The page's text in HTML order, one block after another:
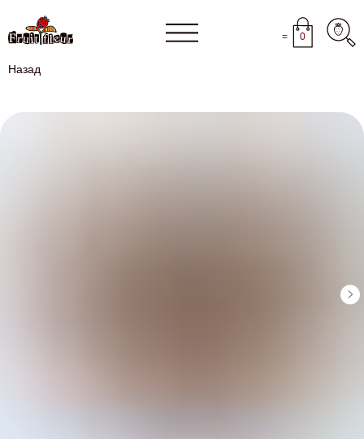
Назад
0
=